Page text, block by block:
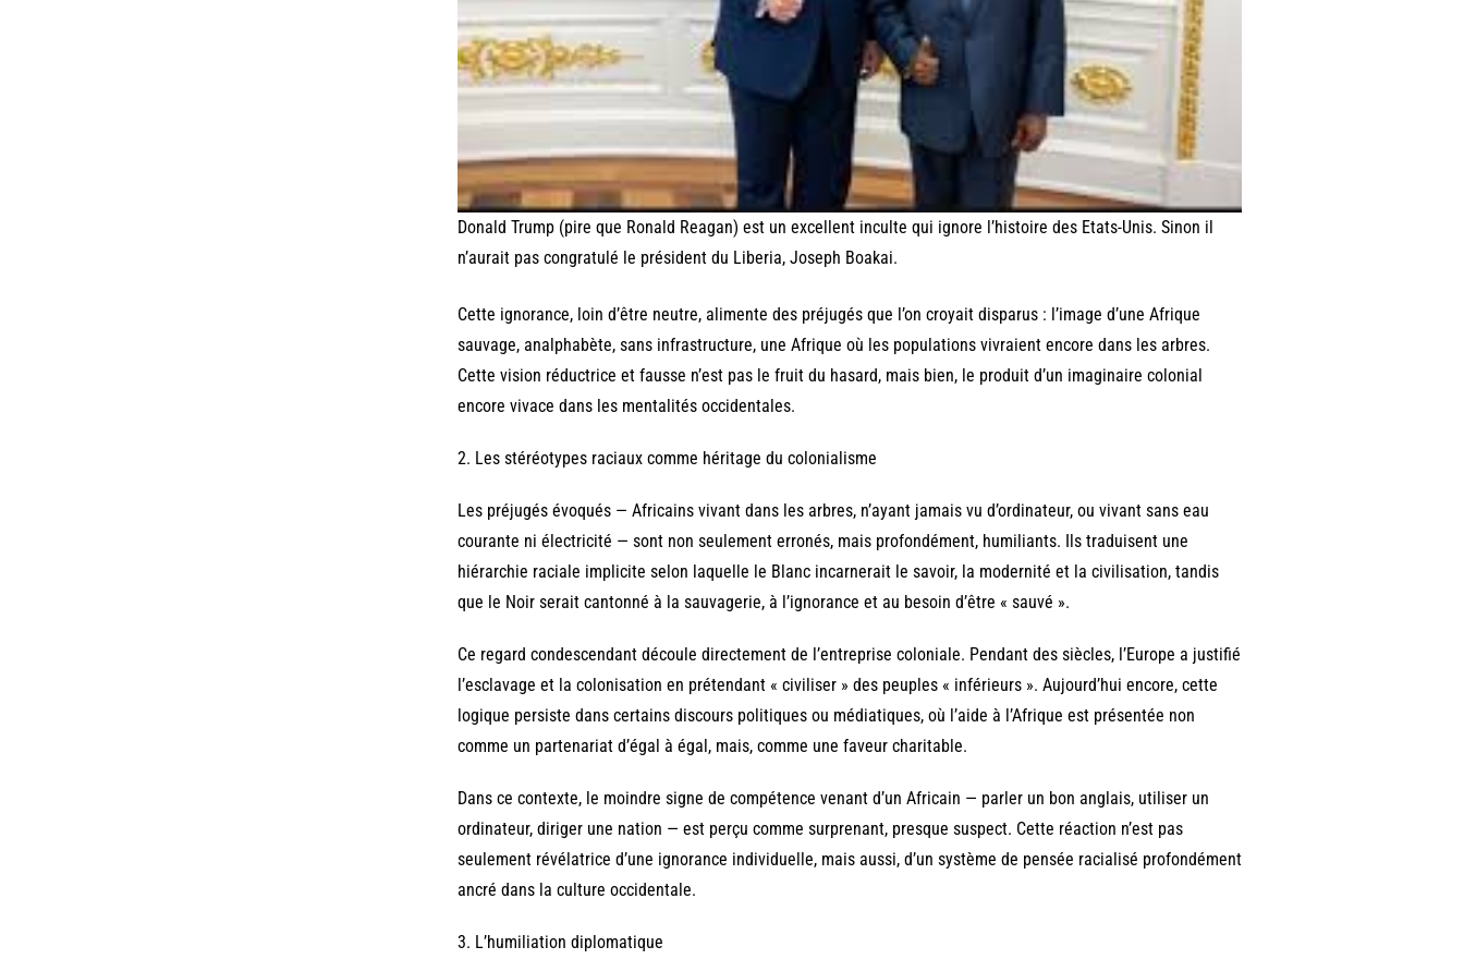
Donald Trump (pire que Ronald Reagan) est un excellent inculte qui ignore l’histoire des Etats-Unis. Sinon il
n’aurait pas congratulé le président du Liberia, Joseph Boakai.
Cette ignorance, loin d’être neutre, alimente des préjugés que l’on croyait disparus : l’image d’une Afrique
sauvage, analphabète, sans infrastructure, une Afrique où les populations vivraient encore dans les arbres.
Cette vision réductrice et fausse n’est pas le fruit du hasard, mais bien, le produit d’un imaginaire colonial
encore vivace dans les mentalités occidentales.
2. Les stéréotypes raciaux comme héritage du colonialisme
Les préjugés évoqués — Africains vivant dans les arbres, n’ayant jamais vu d’ordinateur, ou vivant sans eau
courante ni électricité — sont non seulement erronés, mais profondément, humiliants. Ils traduisent une
hiérarchie raciale implicite selon laquelle le Blanc incarnerait le savoir, la modernité et la civilisation, tandis
que le Noir serait cantonné à la sauvagerie, à l’ignorance et au besoin d’être « sauvé ».
Ce regard condescendant découle directement de l’entreprise coloniale. Pendant des siècles, l’Europe a justifié
l’esclavage et la colonisation en prétendant « civiliser » des peuples « inférieurs ». Aujourd’hui encore, cette
logique persiste dans certains discours politiques ou médiatiques, où l’aide à l’Afrique est présentée non
comme un partenariat d’égal à égal, mais, comme une faveur charitable.
Dans ce contexte, le moindre signe de compétence venant d’un Africain — parler un bon anglais, utiliser un
ordinateur, diriger une nation — est perçu comme surprenant, presque suspect. Cette réaction n’est pas
seulement révélatrice d’une ignorance individuelle, mais aussi, d’un système de pensée racialisé profondément
ancré dans la culture occidentale.
3. L’humiliation diplomatique